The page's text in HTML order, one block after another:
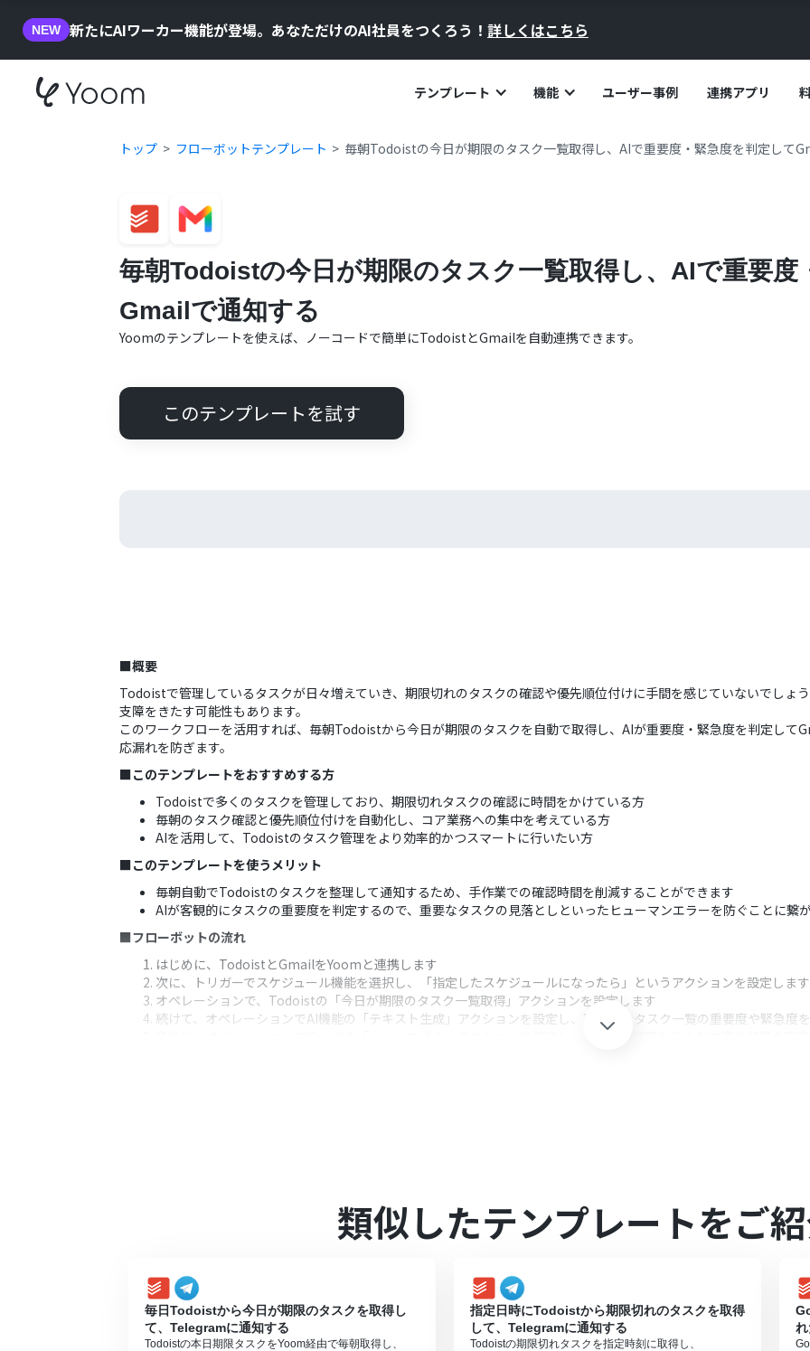
NEW 新たにAIワーカー機能が登場。あなただけのAI社員をつくろう！ 詳しくはこちら
テンプレート 機能 ユーザー事例 連携アプリ
トップ フローボットテンプレート 毎朝Todoistの今日が期限のタスク一覧取得し、AIで重要度・緊急度を判定して
毎朝Todoistの今日が期限のタスク一覧取得し、AIで重要度
Gmailで通知する
Yoomのテンプレートを使えば、ノーコードで簡単にTodoistとGmailを自動連携できます。
このテンプレートを試す
■概要
Todoistで管理しているタスクが日々増えていき、期限切れのタスクの確認や優先順位付けに手間を感じていないでしょ
支障をきたす可能性もあります。
このワークフローを活用すれば、毎朝Todoistから今日が期限のタスクを自動で取得し、AIが重要度・緊急度を判定して
応漏れを防ぎます。
■このテンプレートをおすすめする方
Todoistで多くのタスクを管理しており、期限切れタスクの確認に時間をかけている方
毎朝のタスク確認と優先順位付けを自動化し、コア業務への集中を考えている方
AIを活用して、Todoistのタスク管理をより効率的かつスマートに行いたい方
■このテンプレートを使うメリット
毎朝自動でTodoistのタスクを整理して通知するため、手作業での確認時間を削減することができます
AIが客観的にタスクの重要度を判定するので、重要なタスクの見落としといったヒューマンエラーを防ぐことに繋
■フローボットの流れ
はじめに、TodoistとGmailをYoomと連携します
次に、トリガーでスケジュール機能を選択し、「指定したスケジュールになったら」というアクションを設定します
オペレーションで、Todoistの「今日が期限のタスク一覧取得」アクションを設定します
続けて、オペレーションでAI機能の「テキスト生成」アクションを設定し、取得したタスク一覧の重要度や緊急度
TodoistとYoomを連携してください。
「同じ処理を繰り返す」オペレーション間の操作は、チームプラン・サクセスプランでのみご利用いただける機能
合は設定しているフローボットのオペレーションやデータコネクトはエラーとなりますので、ご注意ください。
ン）を使用することができます。
類似したテンプレートをご紹
毎日Todoistから今日が期限のタスクを取得し
て、Telegramに通知する
Todoistの本日期限タスクをYoom経由で毎朝取得し、
指定日時にTodoistから期限切れのタスクを取得
して、Telegramに通知する
Todoistの期限切れタスクを指定時刻に取得し、